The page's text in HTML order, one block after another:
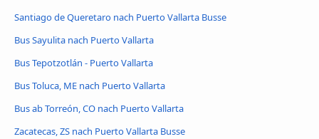
Santiago de Queretaro nach Puerto Vallarta Busse
Bus Sayulita nach Puerto Vallarta
Bus Tepotzotlán - Puerto Vallarta
Bus Toluca, ME nach Puerto Vallarta
Bus ab Torreón, CO nach Puerto Vallarta
Zacatecas, ZS nach Puerto Vallarta Busse